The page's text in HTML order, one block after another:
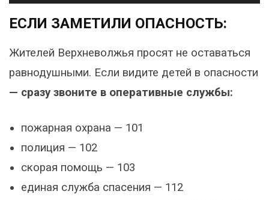
ЕСЛИ ЗАМЕТИЛИ ОПАСНОСТЬ:
Жителей Верхневолжья просят не оставаться
равнодушными. Если видите детей в опасности
— сразу звоните в оперативные службы:
пожарная охрана — 101
полиция — 102
скорая помощь — 103
единая служба спасения — 112